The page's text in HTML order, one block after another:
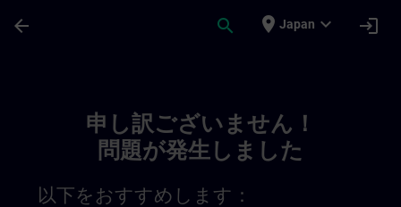
arrow_back search place Japan expand_more login
申し訳ございません！
問題が発生しました
以下をおすすめします：